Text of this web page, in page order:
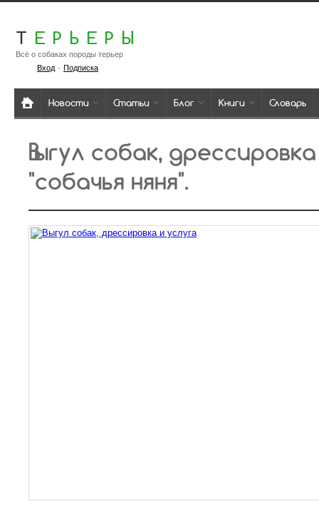
Т ЕРЬЕРЫ
Всё о собаках породы терьер
Вход· Подписка
Новости Статьи Блог Книги Словарь
Выгул собак,
"собачья няня".